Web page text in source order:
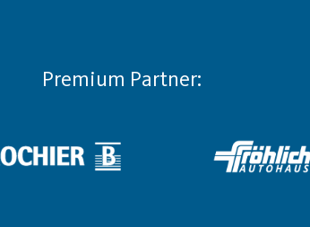
Premium Partner: